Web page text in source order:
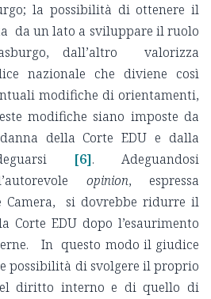
la possibilità di ottenere il
da un lato a sviluppare il ruolo
dall’altro valorizza
nazionale che diviene così
modifiche di orientamenti,
modifiche siano imposte da
della Corte EDU e dalla
[6]. Adeguandosi
opinion, espressa
Camera, si dovrebbe ridurre il
Corte EDU dopo l’esaurimento
In questo modo il giudice
possibilità di svolgere il proprio
diritto interno e di quello di